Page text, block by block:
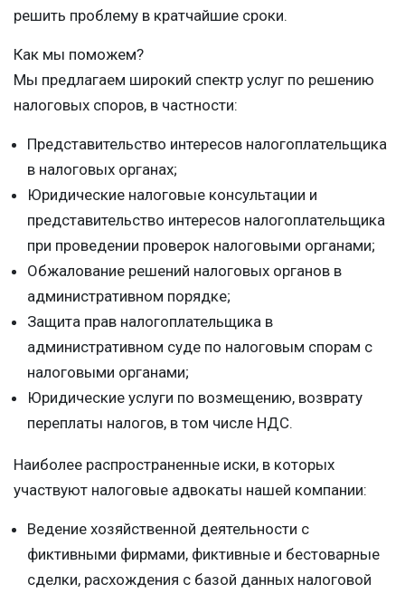
решить проблему в кратчайшие сроки.
Как мы поможем?
Мы предлагаем широкий спектр услуг по решению
налоговых споров, в частности:
Представительство интересов налогоплательщика
в налоговых органах;
Юридические налоговые консультации и
представительство интересов налогоплательщика
при проведении проверок налоговыми органами;
Обжалование решений налоговых органов в
административном порядке;
Защита прав налогоплательщика в
административном суде по налоговым спорам с
налоговыми органами;
Юридические услуги по возмещению, возврату
переплаты налогов, в том числе НДС.
Наиболее распространенные иски, в которых
участвуют налоговые адвокаты нашей компании:
Ведение хозяйственной деятельности с
фиктивными фирмами, фиктивные и бестоварные
сделки, расхождения с базой данных налоговой